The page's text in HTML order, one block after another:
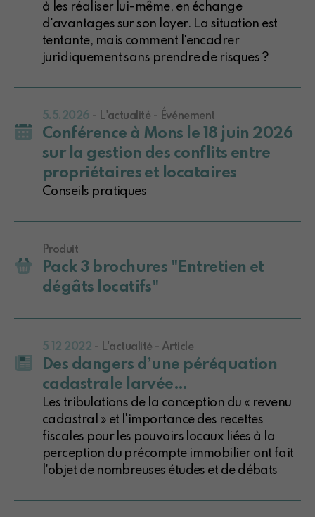
à les réaliser lui-même, en échange
d'avantages sur son loyer. La situation est
tentante, mais comment l'encadrer
juridiquement sans prendre de risques ?
5.5.2026 - L'actualité - Événement
Conférence à Mons le 18 juin 2026
sur la gestion des conflits entre
propriétaires et locataires
Conseils pratiques
Produit
Pack 3 brochures "Entretien et
dégâts locatifs"
5 12 2022 - L'actualité - Article
Des dangers d’une péréquation
cadastrale larvée…
Les tribulations de la conception du « revenu
cadastral » et l'importance des recettes
fiscales pour les pouvoirs locaux liées à la
perception du précompte immobilier ont fait
l'objet de nombreuses études et de débats